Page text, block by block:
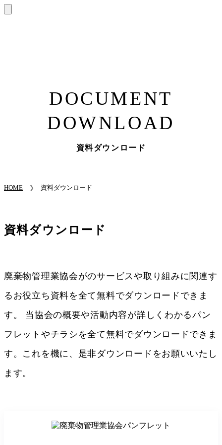
DOCUMENT
DOWNLOAD
資料ダウンロード
HOME ❯ 資料ダウンロード
資料ダウンロード
廃棄物管理業協会がのサービスや取り組みに関連す
るお役立ち資料を全て無料でダウンロードできま
す。 当協会の概要や活動内容が詳しくわかるパン
フレットやチラシを全て無料でダウンロードできま
す。これを機に、是非ダウンロードをお願いいたし
ます。